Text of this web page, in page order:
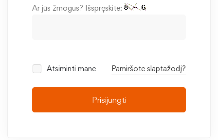
Ar jūs žmogus? Išspręskite:
Atsiminti mane Pamiršote slaptažodį?
Prisijungti